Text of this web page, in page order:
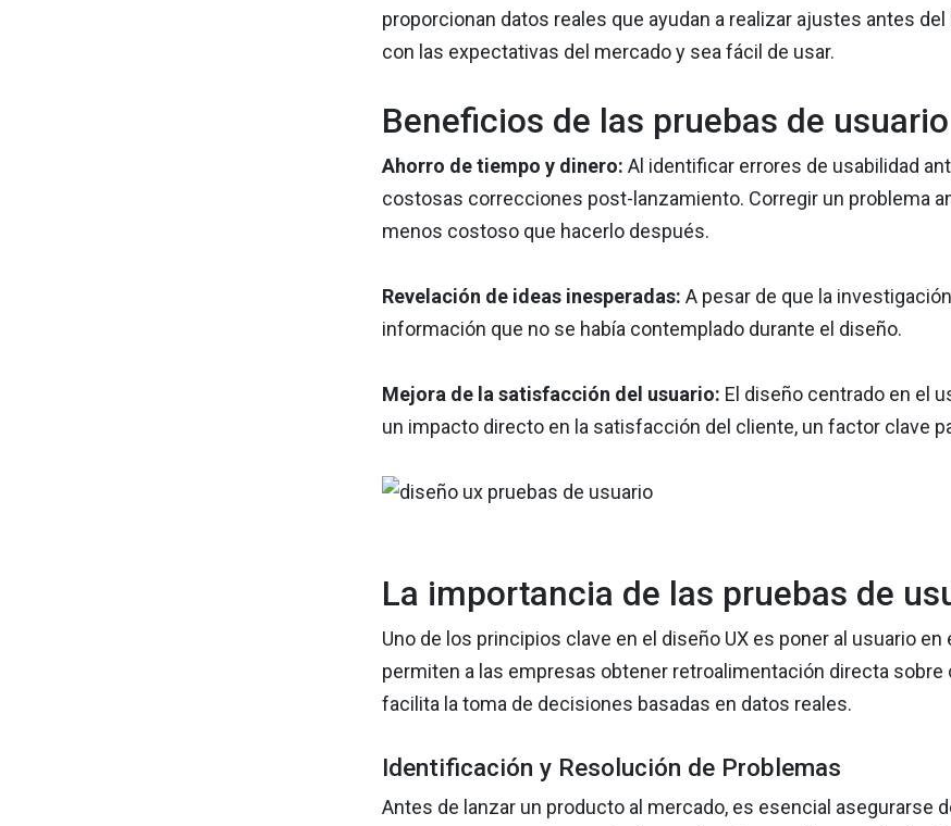
proporcionan datos reales que ayudan a realizar ajustes antes
con las expectativas del mercado y sea fácil de usar.
Beneficios de las pruebas de usuario
Ahorro de tiempo y dinero: Al identificar errores de usabilidad
costosas correcciones post-lanzamiento. Corregir un problema
menos costoso que hacerlo después.
Revelación de ideas inesperadas: A pesar de que la
información que no se había contemplado durante el diseño.
Mejora de la satisfacción del usuario: El diseño centrado en el
un impacto directo en la satisfacción del cliente, un factor clave
La importancia de las pruebas de
Uno de los principios clave en el diseño UX es poner al usuario
permiten a las empresas obtener retroalimentación directa
facilita la toma de decisiones basadas en datos reales.
Identificación y Resolución de Problemas
Antes de lanzar un producto al mercado, es esencial asegurarse